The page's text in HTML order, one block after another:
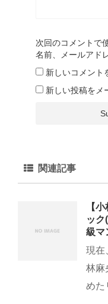
次回のコメントで
名前、メールアド
新しいコメント
新しい投稿をメ
関連記事
【
ック
級マ
現在
林麻
めた